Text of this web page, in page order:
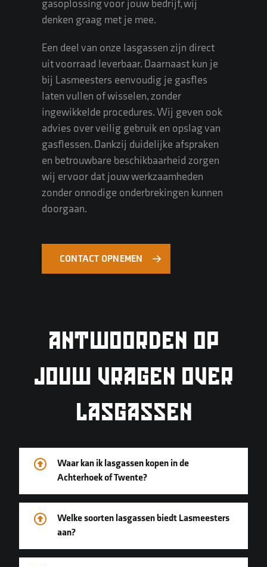
gasoplossing voor jouw bedrijf, wij
denken graag met je mee.
Een deel van onze lasgassen zijn direct
uit voorraad leverbaar. Daarnaast kun je
bij Lasmeesters eenvoudig je gasfles
laten vullen of wisselen, zonder
ingewikkelde procedures. Wij geven ook
advies over veilig gebruik en opslag van
gasflessen. Dankzij duidelijke afspraken
en betrouwbare beschikbaarheid zorgen
wij ervoor dat jouw werkzaamheden
zonder onnodige onderbrekingen kunnen
doorgaan.
CONTACT OPNEMEN
ANTWOORDEN OP
JOUW VRAGEN OVER
LASGASSEN
Waar kan ik lasgassen kopen in de
Achterhoek of Twente?
Welke soorten lasgassen biedt Lasmeesters
aan?